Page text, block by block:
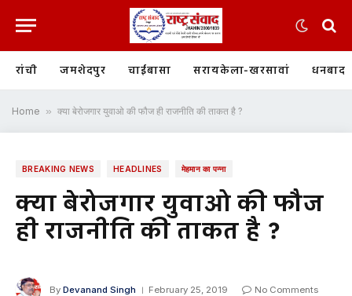
रांची जमशेदपुर चाईबासा सरायकेला-खरसावां धनबाद
Home » क्या बेरोजगार युवाओ की फौज ही राजनीति की ताकत है ?
BREAKING NEWS HEADLINES मेहमान का पन्ना
क्या बेरोजगार युवाओ की फौज
ही राजनीति की ताकत है ?
By Devanand Singh February 25, 2019 No Comments